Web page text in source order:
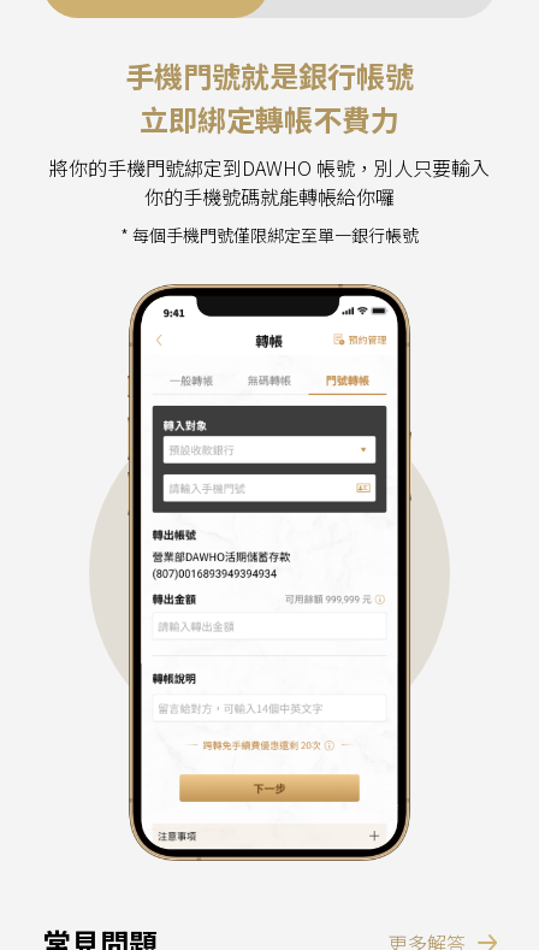
手機門號就是銀行帳號
立即綁定轉帳不費力
將你的手機門號綁定到DAWHO 帳號，別人只要輸入
你的手機號碼就能轉帳給你囉
* 每個手機門號僅限綁定至單一銀行帳號
對方不是DAWHO也可收款
更多解答